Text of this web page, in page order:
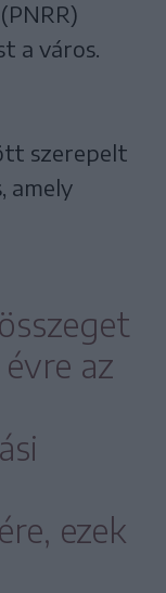
a város.
szerepelt
amely
az
ezek